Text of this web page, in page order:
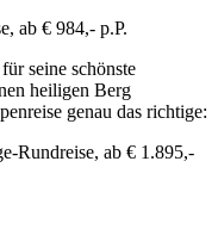
ab € 984,- p.P.
seine schönste
heiligen Berg
genau das richtige:
Rundreise, ab € 1.895,-